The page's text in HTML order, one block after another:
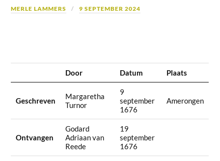
MERLE LAMMERS 9 SEPTEMBER 2024
Door Datum Plaats
Geschreven
Margaretha
Turnor
9
september
1676
Amerongen
Ontvangen
Godard
Adriaan van
Reede
19
september
1676